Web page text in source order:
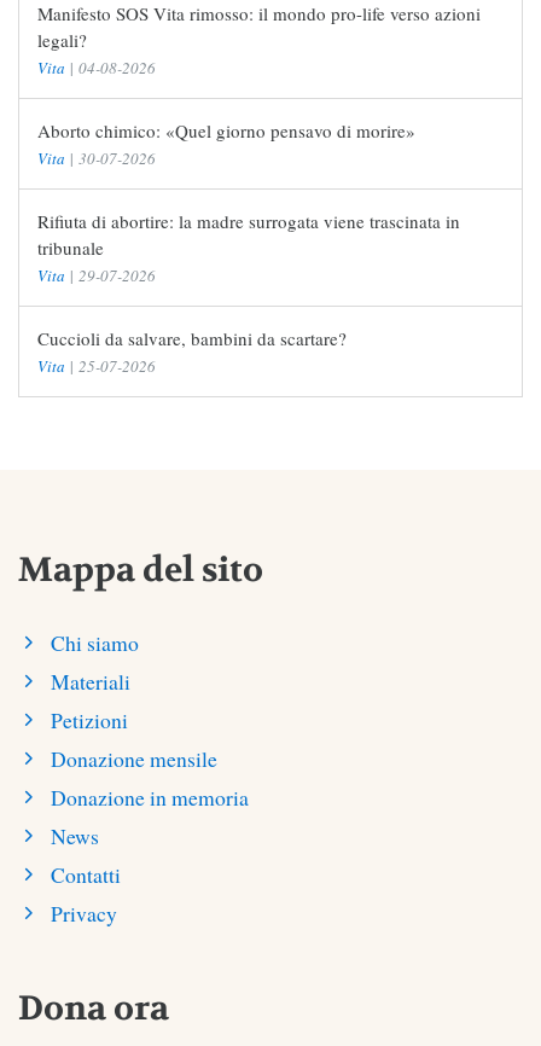
Manifesto SOS Vita rimosso: il mondo pro-life verso azioni
legali?
Vita | 04-08-2026
Aborto chimico: «Quel giorno pensavo di morire»
Vita | 30-07-2026
Rifiuta di abortire: la madre surrogata viene trascinata in
tribunale
Vita | 29-07-2026
Cuccioli da salvare, bambini da scartare?
Vita | 25-07-2026
Mappa del sito
Chi siamo
Materiali
Petizioni
Donazione mensile
Donazione in memoria
News
Contatti
Privacy
Dona ora